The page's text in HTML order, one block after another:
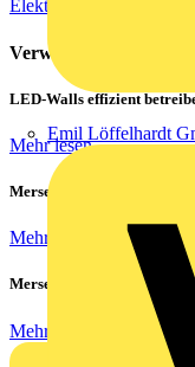
Emil Löffelhardt
Elektroinstallation
Verwandte Inhalte
LED-Walls effizient
Mehr lesen
Mersen Blitz
Mehr lesen
Mersen ProGrid
Mehr lesen